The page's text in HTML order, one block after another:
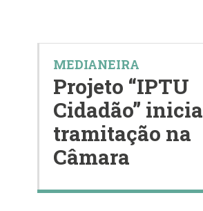
MEDIANEIRA
Projeto “IPTU
Cidadão” inicia
tramitação na
Câmara